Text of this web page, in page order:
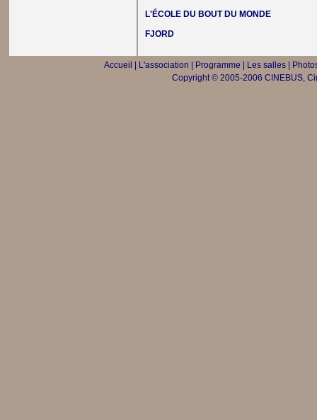
L'ÉCOLE DU BOUT DU MONDE
FJORD
Accueil L'association Programme Les salles|
Copyright © 2005-2006 CINEBUS,